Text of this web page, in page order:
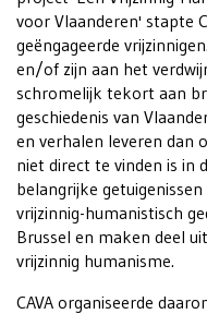
voor Vlaanderen' stapte
geëngageerde
en/of zijn aan het
schromelijk tekort aan
geschiedenis van
en verhalen leveren dan
niet direct te vinden is in
belangrijke
vrijzinnig-humanistisch
Brussel en maken deel
vrijzinnig humanisme.
CAVA organiseerde